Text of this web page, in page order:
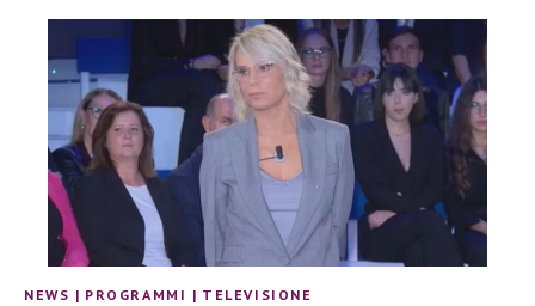
NEWS | PROGRAMMI | TELEVISIONE